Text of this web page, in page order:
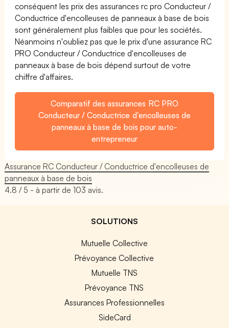
conséquent les prix des assurances rc pro Conducteur /
Conductrice d'encolleuses de panneaux à base de bois
sont généralement plus faibles que pour les sociétés.
Néanmoins n'oubliez pas que le prix d'une assurance RC
PRO Conducteur / Conductrice d'encolleuses de
panneaux à base de bois dépend surtout de votre
chiffre d'affaires.
Comparatif des assurances RC PRO
Conducteur / Conductrice d'encolleuses de
panneaux à base de bois pour auto-
entrepreneur
Assurance RC Conducteur / Conductrice d'encolleuses de
panneaux à base de bois
4.8 / 5 - à partir de103 avis.
SOLUTIONS
Mutuelle Collective
Prévoyance Collective
Mutuelle TNS
Prévoyance TNS
Assurances Professionnelles
SideCard